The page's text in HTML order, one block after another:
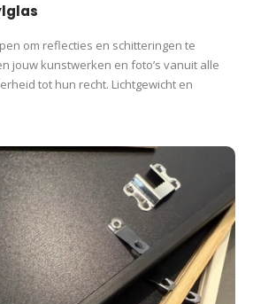
om reflecties en schitteringen te
jouw kunstwerken en foto’s vanuit alle
tot hun recht. Lichtgewicht en